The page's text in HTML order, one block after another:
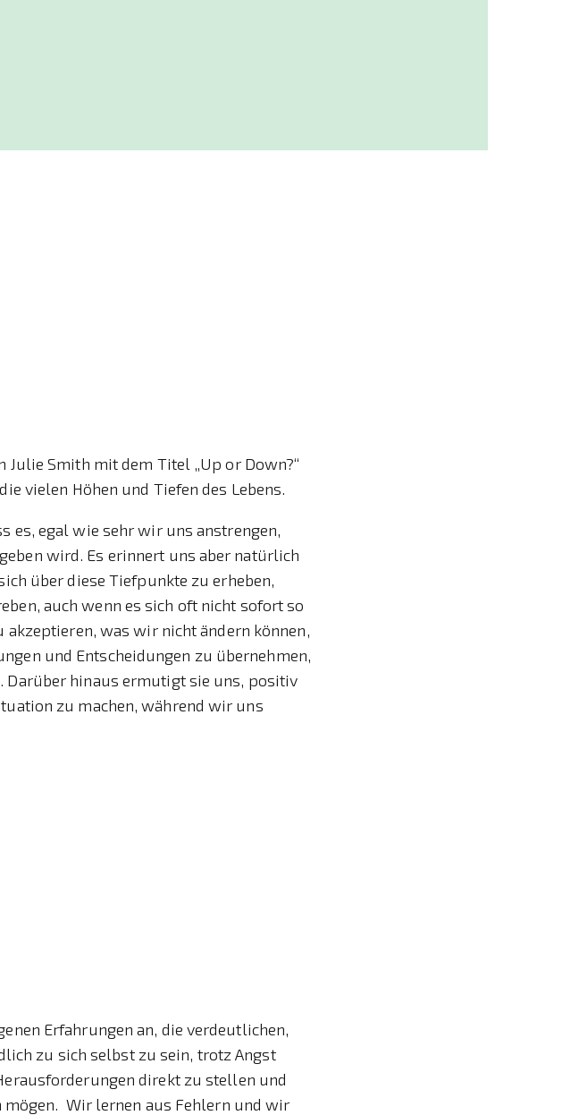
Smith mit dem Titel „Up or Down?“
vielen Höhen und Tiefen des Lebens.
es, egal wie sehr wir uns anstrengen,
wird. Es erinnert uns aber natürlich
über diese Tiefpunkte zu erheben,
auch wenn es sich oft nicht sofort so
was wir nicht ändern können,
und Entscheidungen zu übernehmen,
Darüber hinaus ermutigt sie uns, positiv
zu machen, während wir uns
Erfahrungen an, die verdeutlichen,
zu sich selbst zu sein, trotz Angst
direkt zu stellen und
mögen. Wir lernen aus Fehlern und wir